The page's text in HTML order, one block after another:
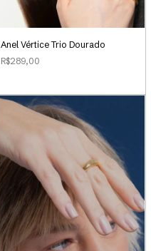
Anel Vértice Trio Dourado
R$289,00